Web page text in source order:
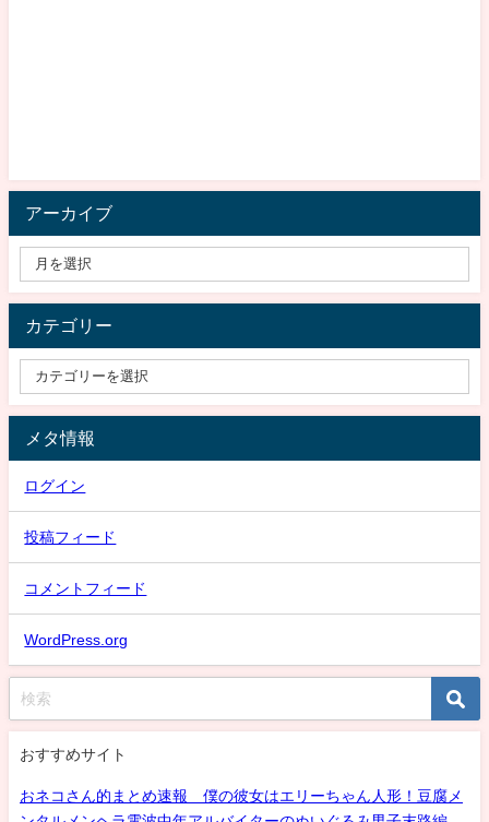
アーカイブ
カテゴリー
メタ情報
ログイン
投稿フィード
コメントフィード
WordPress.org
おすすめサイト
おネコさん的まとめ速報 僕の彼女はエリーちゃん人形！豆腐メ